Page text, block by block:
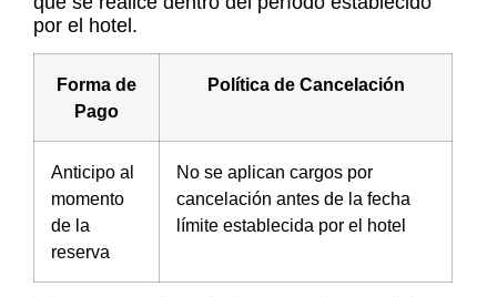
por el hotel.
Forma de
Pago
Política de Cancelación
Anticipo al
momento
de la
reserva
No se aplican cargos por
cancelación antes de la fecha
límite establecida por el hotel